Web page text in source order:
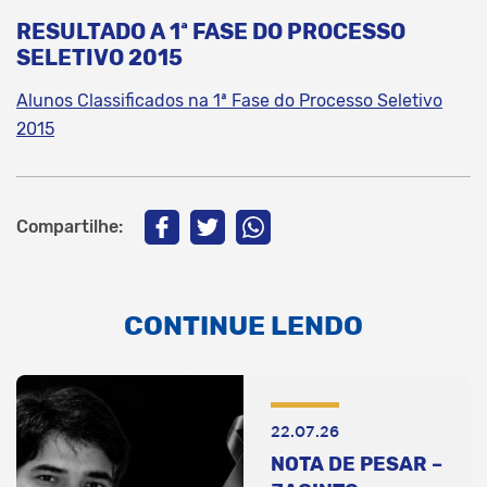
RESULTADO A 1ª FASE DO PROCESSO
SELETIVO 2015
Alunos Classificados na 1ª Fase do Processo Seletivo
2015
Compartilhe:
CONTINUE LENDO
22.07.26
NOTA DE PESAR –